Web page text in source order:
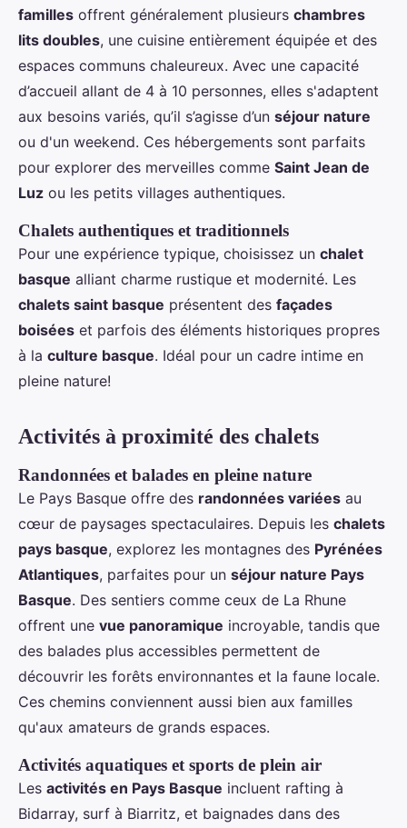
familles offrent généralement plusieurs chambres
lits doubles, une cuisine entièrement équipée et des
espaces communs chaleureux. Avec une capacité
d’accueil allant de 4 à 10 personnes, elles s'adaptent
aux besoins variés, qu’il s’agisse d’un séjour nature
ou d'un weekend. Ces hébergements sont parfaits
pour explorer des merveilles comme Saint Jean de
Luz ou les petits villages authentiques.
Chalets authentiques et traditionnels
Pour une expérience typique, choisissez un chalet
basque alliant charme rustique et modernité. Les
chalets saint basque présentent des façades
boisées et parfois des éléments historiques propres
à la culture basque. Idéal pour un cadre intime en
pleine nature!
Activités à proximité des chalets
Randonnées et balades en pleine nature
Le Pays Basque offre des randonnées variées au
cœur de paysages spectaculaires. Depuis les chalets
pays basque, explorez les montagnes des Pyrénées
Atlantiques, parfaites pour un séjour nature Pays
Basque. Des sentiers comme ceux de La Rhune
offrent une vue panoramique incroyable, tandis que
des balades plus accessibles permettent de
découvrir les forêts environnantes et la faune locale.
Ces chemins conviennent aussi bien aux familles
qu'aux amateurs de grands espaces.
Activités aquatiques et sports de plein air
Les activités en Pays Basque incluent rafting à
Bidarray, surf à Biarritz, et baignades dans des